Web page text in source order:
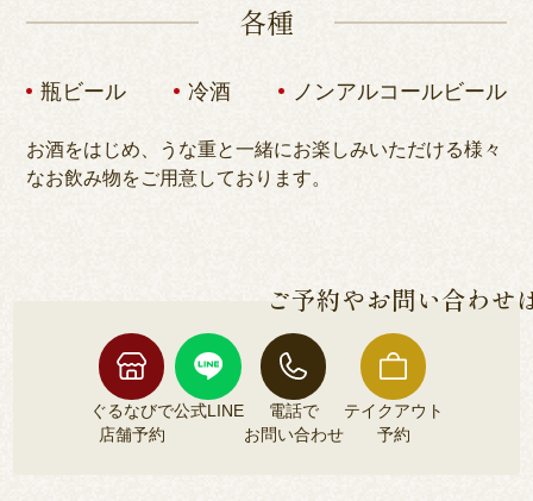
各種
瓶ビール 冷酒 ノンアルコールビール
お酒をはじめ、うな重と一緒にお楽しみいただける様々
なお飲み物をご用意しております。
ご予約やお問い合わせ
ぐるなびで
店舗予約
公式LINE
電話で
お問い合わせ
テイクアウト
予約